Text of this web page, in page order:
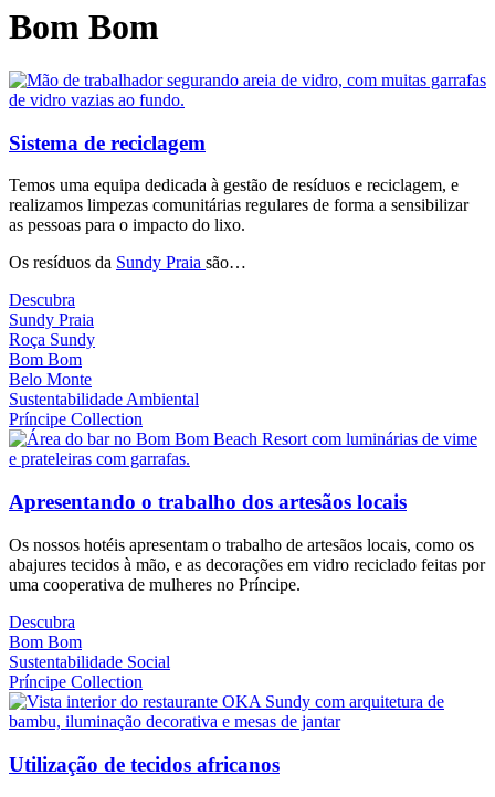
Bom Bom
Sistema de reciclagem
Temos uma equipa dedicada à gestão de resíduos e reciclagem, e
realizamos limpezas comunitárias regulares de forma a sensibilizar
as pessoas para o impacto do lixo.
Os resíduos da Sundy Praia são…
Descubra
Sundy Praia
Roça Sundy
Bom Bom
Belo Monte
Sustentabilidade Ambiental
Príncipe Collection
Apresentando o trabalho dos artesãos locais
Os nossos hotéis apresentam o trabalho de artesãos locais, como os
abajures tecidos à mão, e as decorações em vidro reciclado feitas por
uma cooperativa de mulheres no Príncipe.
Descubra
Bom Bom
Sustentabilidade Social
Príncipe Collection
Utilização de tecidos africanos